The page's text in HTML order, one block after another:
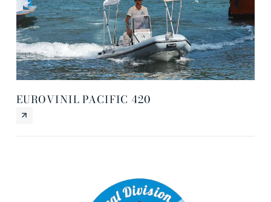
EUROVINIL PACIFIC 420